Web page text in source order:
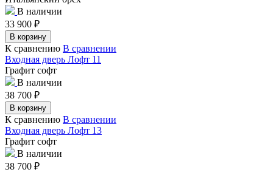
В наличии
33 900 ₽
В корзину
К сравнению В сравнении
Входная дверь Лофт 11
Графит софт
В наличии
38 700 ₽
В корзину
К сравнению В сравнении
Входная дверь Лофт 13
Графит софт
В наличии
38 700 ₽